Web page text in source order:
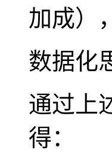
加成）
数据化
通过上
得：